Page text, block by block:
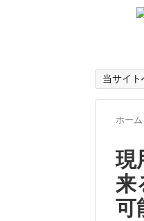
当サイト
ホーム
現
来
可